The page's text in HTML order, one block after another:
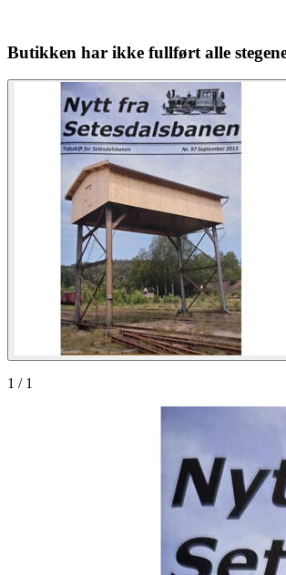
Butikken har ikke fullført alle
1 / 1